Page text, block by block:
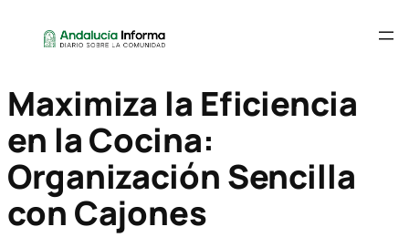
Maximiza la Eficiencia
en la Cocina:
Organización Sencilla
con Cajones